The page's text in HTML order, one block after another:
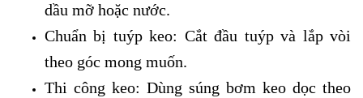
dầu mỡ hoặc nước.
Chuẩn bị tuýp keo: Cắt đầu tuýp và lắp vòi
theo góc mong muốn.
Thi công keo: Dùng súng bơm keo dọc theo